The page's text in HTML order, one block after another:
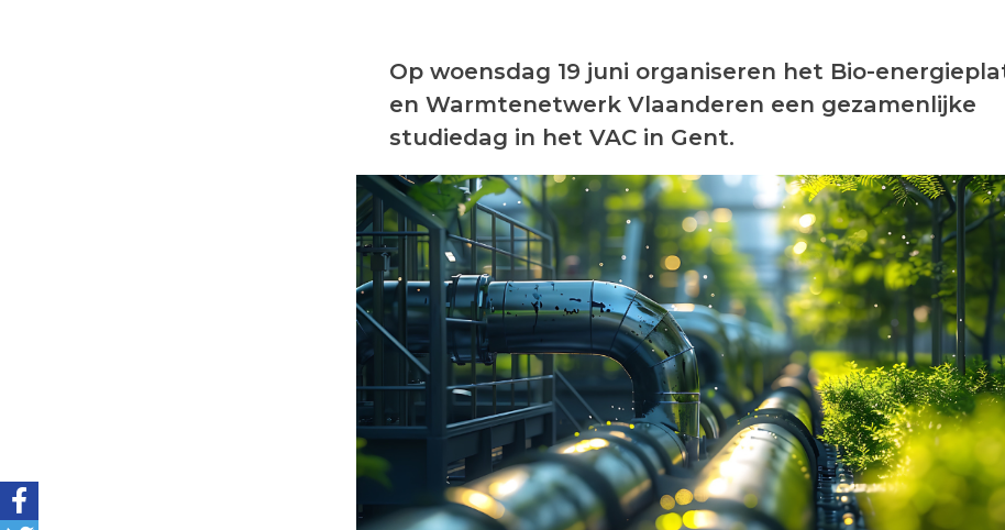
Op woensdag 19 juni organiseren het Bio-
en Warmtenetwerk Vlaanderen een gezamenlijke
studiedag in het VAC in Gent.